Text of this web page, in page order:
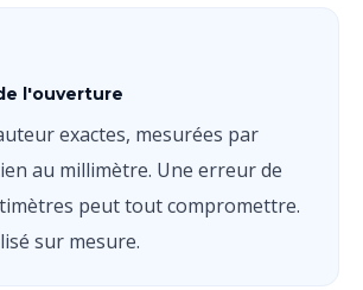
l'ouverture
exactes, mesurées par
au millimètre. Une erreur de
peut tout compromettre.
sur mesure.